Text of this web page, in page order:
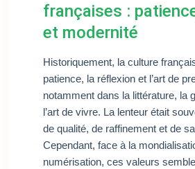
françaises :
et modernité
Historiquement, la culture
patience, la réflexion et l’art de
notamment dans la littérature, la
l’art de vivre. La lenteur était
de qualité, de raffinement et de
Cependant, face à la
numérisation, ces valeurs